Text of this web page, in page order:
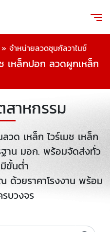
» จำหน่ายลวดชุบกัลวาไนซ์
เหล็กปอก ลวดผูกเหล็ก
สาหกรรม
วด เหล็ก ไวร์เมช เหล็ก
าน มอก. พร้อมจัดส่งทั่ว
ขั้นต่ำ
ด้วยราคาโรงงาน พร้อม
บวงจร